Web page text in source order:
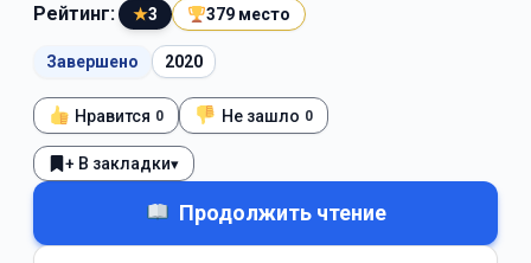
Рейтинг:
★3 379 место
Завершено 2020
Нравится 0 Не зашло 0
+ В закладки▾
Продолжить чтение